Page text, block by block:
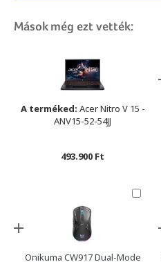
Mások még ezt vették:
A terméked: Acer Nitro V 15 -
ANV15-52-54JJ
493.900 Ft
Onikuma CW917 Dual-Mode